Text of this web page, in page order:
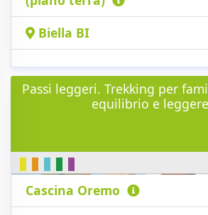
Biella BI
Passi leggeri. Trekking per
equilibrio e
Cascina Oremo